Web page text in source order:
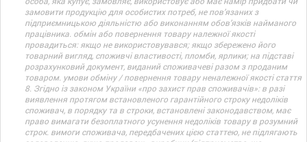
замовити продукцію для особистих потреб, не пов’язаних з
підприємницькою діяльністю або виконанням обов’язків найманого
працівника. обмін або повернення товару належної якості
провадиться: якщо не використовувався; якщо збережено його
товарний вигляд, споживчі властивості, пломби, ярлики; на підставі
розрахунковий документ, виданий споживачеві разом з проданим
товаром. умови обміну / повернення товару неналежної якості стаття
8. Згідно із законом України «про захист прав споживачів»: в разі
виявлення протягом встановленого гарантійного строку недоліків
споживач, в порядку та в строки, встановлені законодавством, має
право вимагати безоплатного усунення недоліків товару в розумний
строк. вимоги споживача, передбачених цією статтею, не підлягають